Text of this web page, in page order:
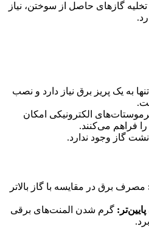
تخلیه گازهای حاصل از سوختن، نیاز
تنها به یک پریز برق نیاز دارد و نصب
الکترونیکی امکان
فراهم می‌کنند.
گاز وجود ندارد.
مصرف برق در مقایسه با گاز بالاتر
: گرم شدن المنت‌های برقی